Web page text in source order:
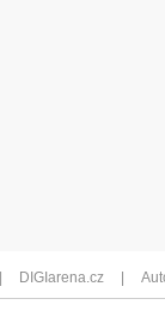
DIGIarena.cz